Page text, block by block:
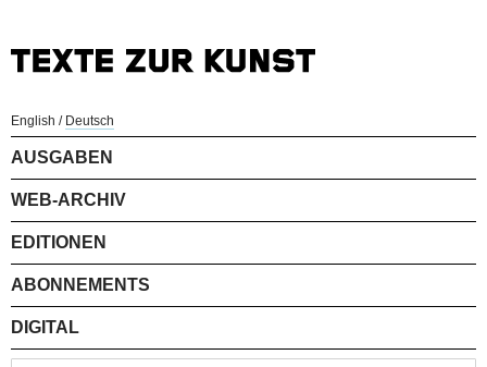
English / Deutsch
AUSGABEN
WEB-ARCHIV
EDITIONEN
ABONNEMENTS
DIGITAL